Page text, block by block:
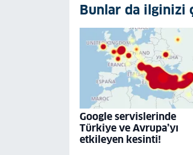
Bunlar da ilginizi
Google servislerinde
Türkiye ve Avrupa’yı
etkileyen kesinti!